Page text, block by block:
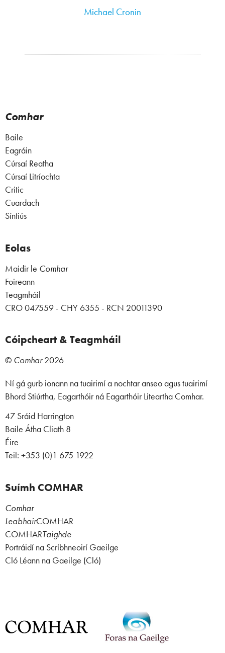
Michael Cronin
Comhar
Baile
Eagráin
Cúrsaí Reatha
Cúrsaí Litríochta
Critic
Cuardach
Síntiús
Eolas
Maidir le Comhar
Foireann
Teagmháil
CRO 047559 - CHY 6355 - RCN 20011390
Cóipcheart & Teagmháil
© Comhar2026
Ní gá gurb ionann na tuairimí a nochtar anseo agus tuairimí
Bhord Stiúrtha, Eagarthóir ná Eagarthóir Liteartha Comhar.
47 Sráid Harrington
Baile Átha Cliath 8
Éire
Teil: +353 (0)1 675 1922
Suímh COMHAR
Comhar
LeabhairCOMHAR
COMHARTaighde
Portráidí na Scríbhneoirí Gaeilge
Cló Léann na Gaeilge (Cló)